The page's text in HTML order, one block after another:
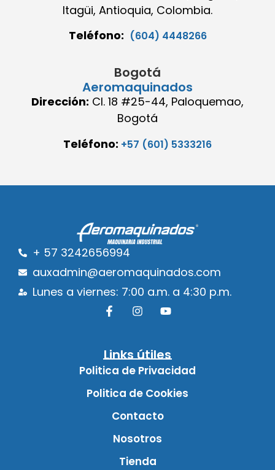
Itagüi, Antioquia, Colombia.
Teléfono: (604) 4448266
Bogotá
Aeromaquinados
Dirección: Cl. 18 #25-44, Paloquemao,
Bogotá
Teléfono: +57 (601) 5333216
+ 57 3242656994
auxadmin@aeromaquinados.com
Lunes a viernes: 7:00 a.m. a 4:30 p.m.
Links útiles
Politica de Privacidad
Politica de Cookies
Contacto
Nosotros
Tienda